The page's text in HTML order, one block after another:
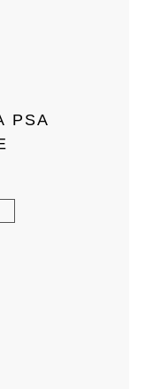
PSA